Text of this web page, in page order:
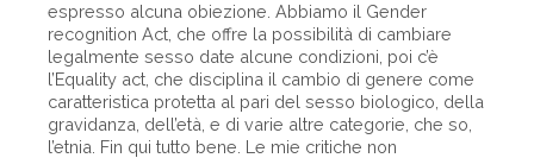
espresso alcuna obiezione. Abbiamo il Gender
recognition Act, che offre la possibilità di cambiare
legalmente sesso date alcune condizioni, poi c’è
l’Equality act, che disciplina il cambio di genere come
caratteristica protetta al pari del sesso biologico, della
gravidanza, dell’età, e di varie altre categorie, che so,
l’etnia. Fin qui tutto bene. Le mie critiche non